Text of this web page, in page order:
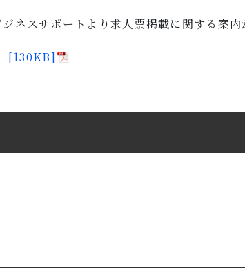
ネスサポートより求人票掲載に関する案内
[130KB]